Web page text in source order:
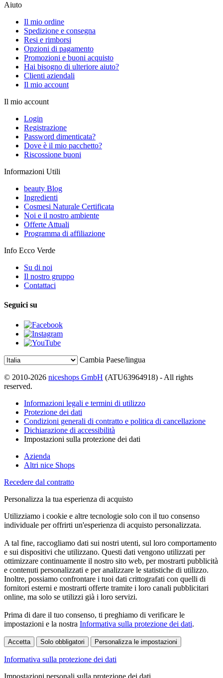
Aiuto
Il mio ordine
Spedizione e consegna
Resi e rimborsi
Opzioni di pagamento
Promozioni e buoni acquisto
Hai bisogno di ulteriore aiuto?
Clienti aziendali
Il mio account
Il mio account
Login
Registrazione
Password dimenticata?
Dove è il mio pacchetto?
Riscossione buoni
Informazioni Utili
beauty Blog
Ingredienti
Cosmesi Naturale Certificata
Noi e il nostro ambiente
Offerte Attuali
Programma di affiliazione
Info Ecco Verde
Su di noi
Il nostro gruppo
Contattaci
Seguici su
Cambia Paese/lingua
© 2010-2026 niceshops GmbH (ATU63964918) - All rights
reserved.
Informazioni legali e termini di utilizzo
Protezione dei dati
Condizioni generali di contratto e politica di cancellazione
Dichiarazione di accessibilità
Impostazioni sulla protezione dei dati
Azienda
Altri nice Shops
Recedere dal contratto
Personalizza la tua esperienza di acquisto
Utilizziamo i cookie e altre tecnologie solo con il tuo consenso
individuale per offrirti un'esperienza di acquisto personalizzata.
A tal fine, raccogliamo dati sui nostri utenti, sul loro comportamento
e sui dispositivi che utilizzano. Questi dati vengono utilizzati per
ottimizzare continuamente il nostro sito web, per mostrarti pubblicità
e contenuti personalizzati e per analizzare le statistiche di utilizzo.
Inoltre, possiamo confrontare i tuoi dati crittografati con quelli di
fornitori esterni e mostrarti offerte tramite i loro canali pubblicitari
online, ma solo se utilizzi già i loro servizi.
Prima di dare il tuo consenso, ti preghiamo di verificare le
impostazioni e la nostra Informativa sulla protezione dei dati.
Accetta Solo obbligatori Personalizza le impostazioni
Informativa sulla protezione dei dati
Impostazioni personali sulla protezione dei dati